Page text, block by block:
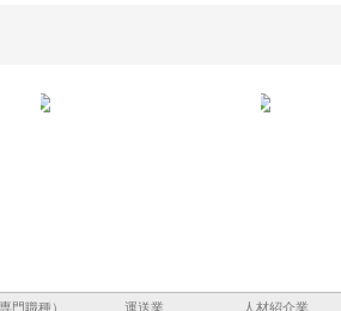
門職種） 運送業 人材紹介業